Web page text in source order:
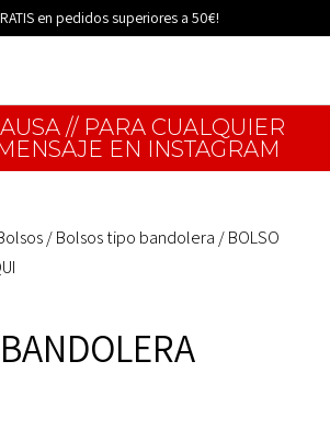
en pedidos superiores a 50€!
// PARA CUALQUIER
EN INSTAGRAM
/Bolsos tipo bandolera / BOLSO